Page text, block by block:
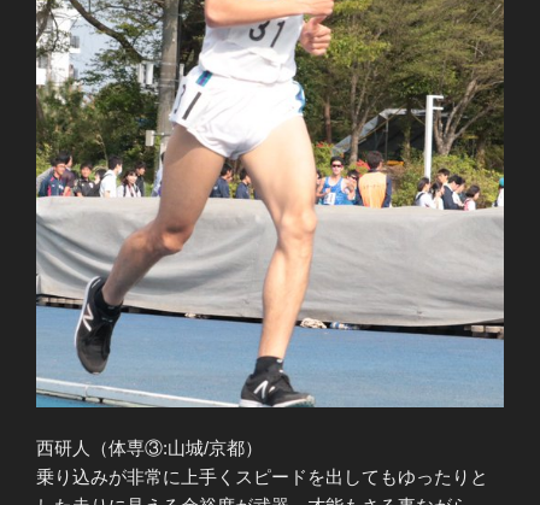
西研人（体専③:山城/京都）
乗り込みが非常に上手くスピードを出してもゆったりと